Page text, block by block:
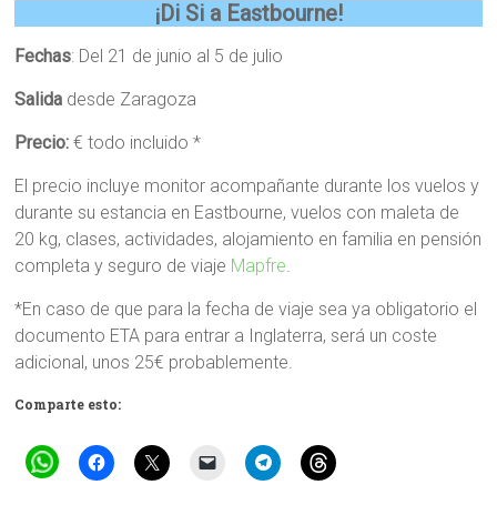
¡Di Si a Eastbourne!
Fechas: Del 21 de junio al 5 de julio
Salida desde Zaragoza
Precio: € todo incluido *
El precio incluye monitor acompañante durante los vuelos y
durante su estancia en Eastbourne, vuelos con maleta de
20 kg, clases, actividades, alojamiento en familia en pensión
completa y seguro de viaje Mapfre.
*En caso de que para la fecha de viaje sea ya obligatorio el
documento ETA para entrar a Inglaterra, será un coste
adicional, unos 25€ probablemente.
Comparte esto: